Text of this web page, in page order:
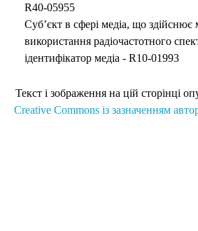
R40-05955
Суб’єкт в сфері медіа, що здійснює
використання радіочастотного
ідентифікатор медіа - R10-01993
Текст і зображення на цій сторінці
Creative Commons із зазначенням